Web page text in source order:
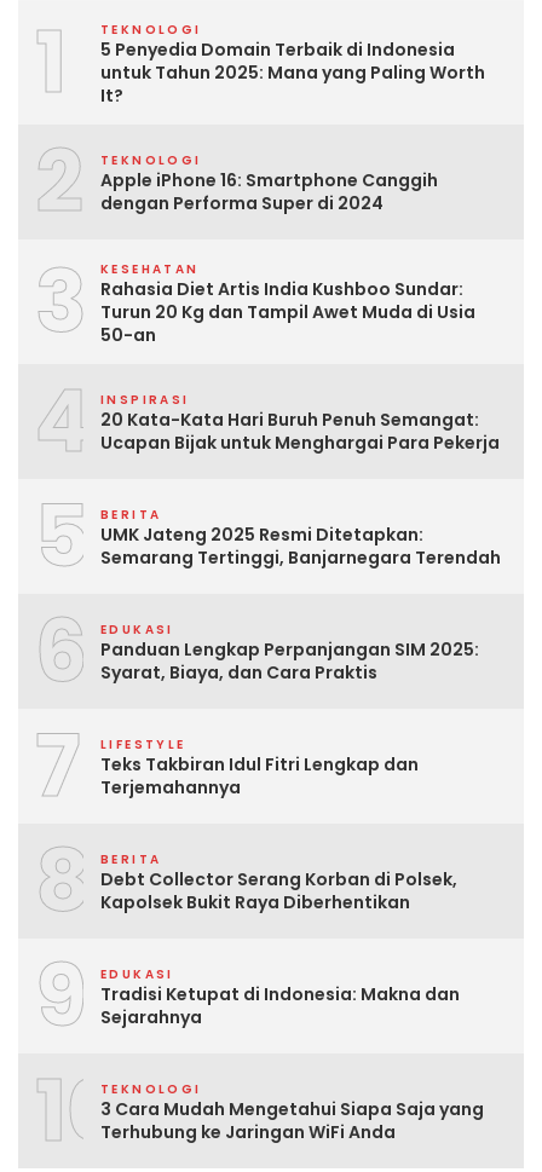
1 TEKNOLOGI
5 Penyedia Domain Terbaik di Indonesia
untuk Tahun 2025: Mana yang Paling Worth
It?
2 TEKNOLOGI
Apple iPhone 16: Smartphone Canggih
dengan Performa Super di 2024
3 KESEHATAN
Rahasia Diet Artis India Kushboo Sundar:
Turun 20 Kg dan Tampil Awet Muda di Usia
50-an
4 INSPIRASI
20 Kata-Kata Hari Buruh Penuh Semangat:
Ucapan Bijak untuk Menghargai Para Pekerja
5 BERITA
UMK Jateng 2025 Resmi Ditetapkan:
Semarang Tertinggi, Banjarnegara Terendah
6 EDUKASI
Panduan Lengkap Perpanjangan SIM 2025:
Syarat, Biaya, dan Cara Praktis
7 LIFESTYLE
Teks Takbiran Idul Fitri Lengkap dan
Terjemahannya
8 BERITA
Debt Collector Serang Korban di Polsek,
Kapolsek Bukit Raya Diberhentikan
9 EDUKASI
Tradisi Ketupat di Indonesia: Makna dan
Sejarahnya
10TEKNOLOGI
3 Cara Mudah Mengetahui Siapa Saja yang
Terhubung ke Jaringan WiFi Anda